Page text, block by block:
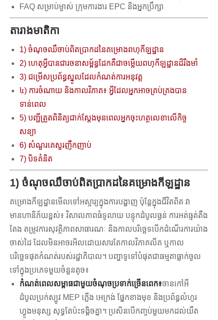
FAQ សម្រាប់ម្ចាស់ ក្រុមការងារ EPC និងអ្នកប្រឹក្សា
តារាងមាតិកា
1) ចំណុចឈឺចាប់ពិតប្រាកដនៃគម្រោងពហុកីឡដ្ឋាន
2) ហេតុអ្វីបានជារចនាសម្ព័ន្ធដែកគឺជាចម្លើយពហុកីឡដ្ឋានដ៏រឹងមាំ
3) ជម្រើសប្រព័ន្ធស្នូលដែលកំណត់ការអនុវត្ត
៤) ការចំណាយ និងកាលវិភាគ៖ អ្វីដែលអ្នកអាចគ្រប់គ្រងបាន
ទាន់ពេល
5) បញ្ជីត្រួតពិនិត្យជាក់ស្តែងមុនពេលអ្នកចុះហត្ថលេខាលើកិច្ច
សន្យា
6) សំណួរគេសួរញឹកញាប់
7) បិទគំនិត
1) ចំណុចឈឺចាប់ពិតប្រាកដនៃគម្រោងកីឡដ្ឋាន
គម្រោងកីឡដ្ឋានមើលទៅអស្ចារ្យក្នុងការបង្ហាញ ប៉ុន្តែក្នុងជីវិតពិត វា
មានហានិភ័យខ្ពស់៖ វិសាលភាពធំទូលាយ បន្ទុកដំបូលធ្ងន់ ការអត់ធ្មត់តឹង
តែង តម្រូវការសុវត្ថិភាពសាធារណៈ និងកាលបរិច្ឆេទបើកដំណើរការយ៉ាង
ចាស់ដៃ ដែលមិនអាចរអិលដោយសារតែកាលវិភាគលីគ ឬកាល
បរិច្ឆេទផុតកំណត់របស់រដ្ឋាភិបាល។ បញ្ហាទូទៅបំផុតជាធម្មតាធ្លាក់ចូល
ទៅក្នុងប្រភេទមួយចំនួនតូច៖
កំណត់ពេលសម្ពាធជាមួយចំណុចប្រទាក់ច្រើនពេក៖ចានកៅអី
ដំបូលប្រក់ស្បូវ MEP ភ្លើង អេក្រង់ ផ្នែកខាងមុខ និងប្រព័ន្ធលំហូរ
ហ្វូងមនុស្ស សុទ្ធតែប៉ះទង្គិចគ្នា។ ប្រសិនបើកញ្ចប់មួយមកដល់យឺត